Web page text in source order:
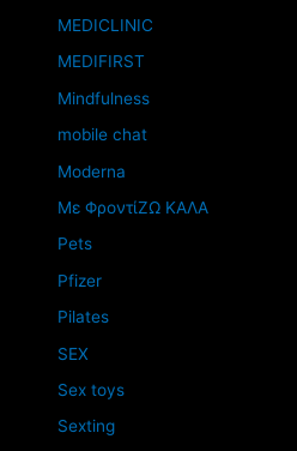
MEDICLINIC
MEDIFIRST
Mindfulness
mobile chat
Moderna
Mε ΦροντίΖΩ ΚΑΛΑ
Pets
Pfizer
Pilates
SEX
Sex toys
Sexting